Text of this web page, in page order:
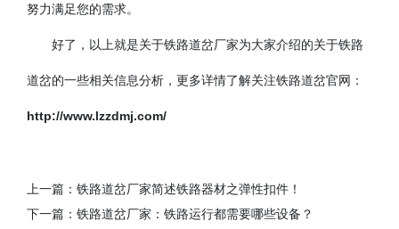
努力满足您的需求。
好了，以上就是关于铁路道岔厂家为大家介绍的关于铁路
道岔的一些相关信息分析，更多详情了解关注铁路道岔官网：
http://www.lzzdmj.com/
上一篇： 铁路道岔厂家简述铁路器材之弹性扣件！
下一篇： 铁路道岔厂家：铁路运行都需要哪些设备？